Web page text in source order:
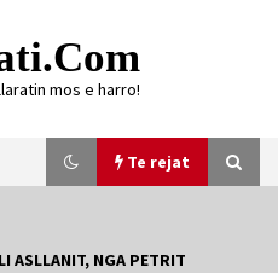
mos e harro!
Te rejat
ASLLANIT, NGA PETRIT